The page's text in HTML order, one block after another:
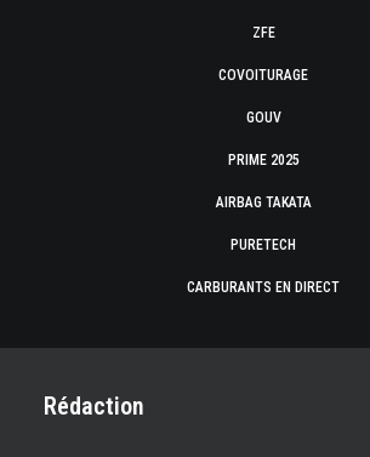
ZFE
COVOITURAGE
GOUV
PRIME 2025
AIRBAG TAKATA
PURETECH
CARBURANTS EN DIRECT
Rédaction